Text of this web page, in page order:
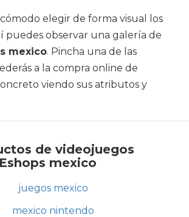
cómodo elegir de forma visual los
puedes observar una galería de
mexico. Pincha una de las
a la compra online de
viendo sus atributos y
de videojuegos
mexico
juegos mexico
mexico nintendo